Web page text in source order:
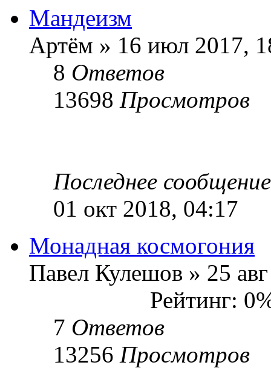
Мандеизм
Артём » 16 июл 2017,
8 Ответов
13698 Просмотров
Последнее
01 окт 2018, 04:17
Монадная космогония
Павел Кулешов » 25
Рейтинг:
7 Ответов
13256 Просмотров